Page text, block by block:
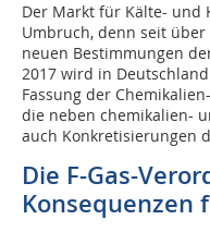
Der Markt für Kälte- und
Umbruch, denn seit
neuen Bestimmungen
2017 wird in
Fassung der
die neben chemikalien-
auch Konkretisierungen
Die F-Gas-
Konsequenzen